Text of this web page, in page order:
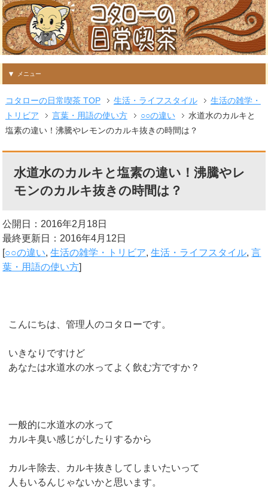
メニュー
コタローの日常喫茶 TOP 生活・ライフスタイル
生活の雑学・
トリビア
言葉・用語の使い方 ○○の違い
水道水のカルキと
塩素の違い！沸騰やレモンのカルキ抜きの時間は？
水道水のカルキと塩素の違い！沸騰やレ
モンのカルキ抜きの時間は？
公開日：2016年2月18日
最終更新日：2016年4月12日
[○○の違い,生活の雑学・トリビア,生活・ライフスタイル,言
葉・用語の使い方]
こんにちは、管理人のコタローです。
いきなりですけど
あなたは水道水の水ってよく飲む方ですか？
一般的に水道水の水って
カルキ臭い感じがしたりするから
カルキ除去、カルキ抜きしてしまいたいって
人もいるんじゃないかと思います。